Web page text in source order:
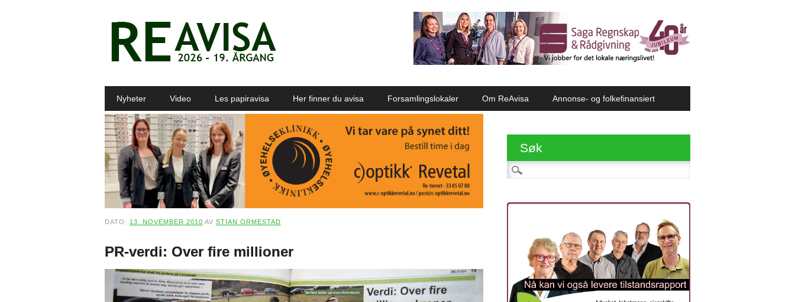
Main menu
Nyheter Video Les papiravisa Her finner du avisa Forsamlingslokaler Om ReAvisa Annonse- og folkefinansiert
DATO: 13. NOVEMBER 2010 AV STIAN ORMESTAD
PR-verdi: Over fire millioner
Søk
Søk etter: